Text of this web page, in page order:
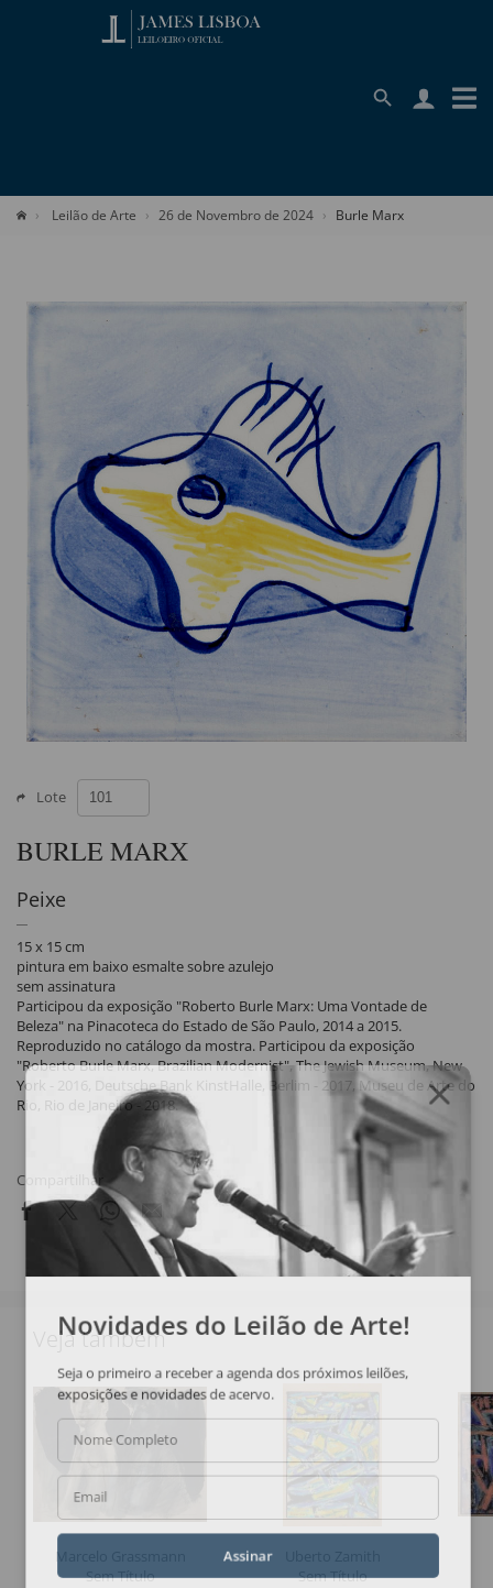
Leilão de Arte 26 de Novembro de 2024 Burle Marx
Lote
BURLE MARX
Peixe
15 x 15 cm
pintura em baixo esmalte sobre azulejo
sem assinatura
Participou da exposição "Roberto Burle Marx: Uma Vontade de
Beleza" na Pinacoteca do Estado de São Paulo, 2014 a 2015.
Reproduzido no catálogo da mostra. Participou da exposição
"Roberto Burle Marx, Brazilian Modernist", The Jewish Museum, New
York - 2016, Deutsche Bank KinstHalle, Berlim - 2017, Museu de Arte do
Rio, Rio de Janeiro - 2018.
Compartilhar
Veja também
Sem Título
Sem Título
Novidades do Leilão de Arte!
Seja o primeiro a receber a agenda dos próximos leilões,
exposições e novidades de acervo.
Nome Completo
Email
Assinar